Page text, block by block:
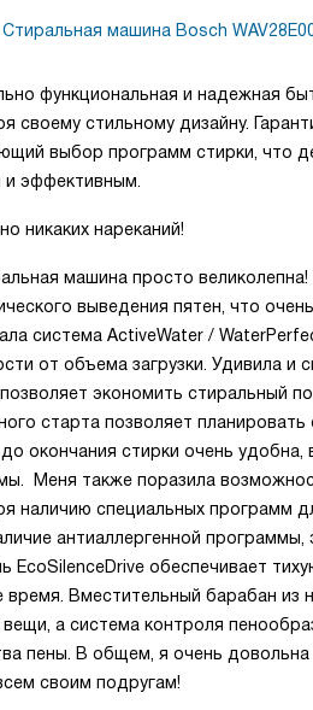
Стиральная машина Bosch
функциональная и надежная
своему стильному дизайну.
выбор программ стирки, что
эффективным.
никаких нареканий!
машина просто
выведения пятен, что
система ActiveWater /
от объема загрузки. Удивила
экономить стиральный
старта позволяет
окончания стирки очень
Меня также поразила
наличию специальных программ
антиаллергенной
EcoSilenceDrive обеспечивает
время. Вместительный барабан
а система контроля
пены. В общем, я очень
своим подругам!